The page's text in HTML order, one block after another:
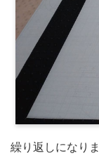
繰り返しになり